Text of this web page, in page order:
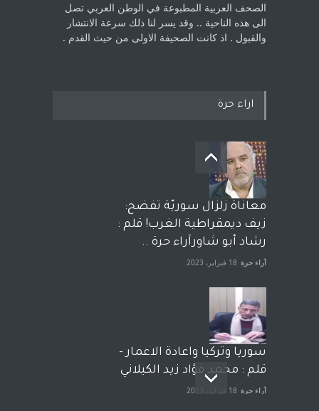
الصحف العربية المطبوعة في الوطن ‏العربي تصل
الى هذه الناحية .. وقد يسر لنا ذلك سرعة الانتشار
والقبول . اذ كانت ‏الصحيفة الاولى من حيث القدم . ‏
اراء حرة
معاناة زلزال سوريّة تفضح:
زيف ديمقراطية الغرب! قلم :
رشاد أبو شاورآراء حرة ..
آراء حرة 18 فبراير، 2023
سوريا وتركيا واعادة الاعمار -
قلم : محمد فؤاد زيد الكيلاني
آراء حرة 18 فبراير، 2023